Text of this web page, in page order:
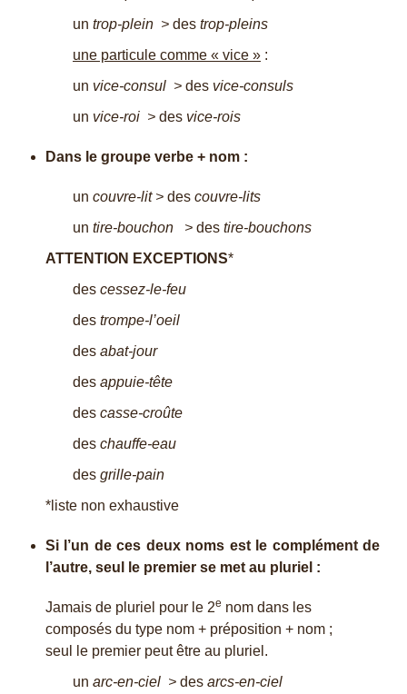
un trop-plein > des trop-pleins
une particule comme « vice » :
un vice-consul > des vice-consuls
un vice-roi > des vice-rois
Dans le groupe verbe + nom :
un couvre-lit > des couvre-lits
un tire-bouchon > des tire-bouchons
ATTENTION EXCEPTIONS*
des cessez-le-feu
des trompe-l’oeil
des abat-jour
des appuie-tête
des casse-croûte
des chauffe-eau
des grille-pain
*liste non exhaustive
Si l’un de ces deux noms est le complément de
l’autre, seul le premier se met au pluriel :
Jamais de pluriel pour le 2e nom dans les
composés du type nom + préposition + nom ;
seul le premier peut être au pluriel.
un arc-en-ciel > des arcs-en-ciel